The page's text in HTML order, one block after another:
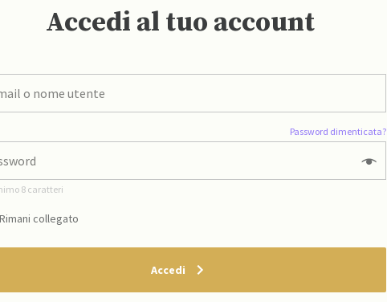
Accedi al tuo account
Password dimenticata?
8 caratteri
collegato
Accedi